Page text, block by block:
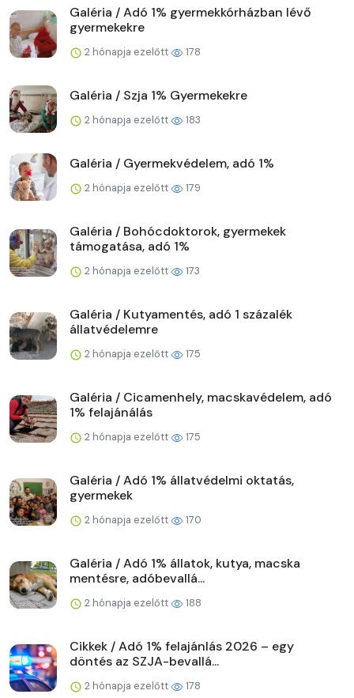
Galéria / Adó 1% gyermekkórházban lévő
gyermekekre
2 hónapja ezelőtt 178
Galéria / Szja 1% Gyermekekre
2 hónapja ezelőtt 183
Galéria / Gyermekvédelem, adó 1%
2 hónapja ezelőtt 179
Galéria / Bohócdoktorok, gyermekek
támogatása, adó 1%
2 hónapja ezelőtt 173
Galéria / Kutyamentés, adó 1 százalék
állatvédelemre
2 hónapja ezelőtt 175
Galéria / Cicamenhely, macskavédelem, adó
1% felajánálás
2 hónapja ezelőtt 175
Galéria / Adó 1% állatvédelmi oktatás,
gyermekek
2 hónapja ezelőtt 170
Galéria / Adó 1% állatok, kutya, macska
mentésre, adóbevallá...
2 hónapja ezelőtt 188
Cikkek / Adó 1% felajánlás 2026 – egy
döntés az SZJA-bevallá...
2 hónapja ezelőtt 178